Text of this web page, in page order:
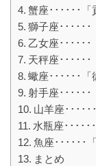
蟹座･･････「
獅子座･･････
乙女座･･････
天秤座･･････
蠍座･･････「
射手座･･････
山羊座･････
水瓶座･････
魚座･･････
まとめ